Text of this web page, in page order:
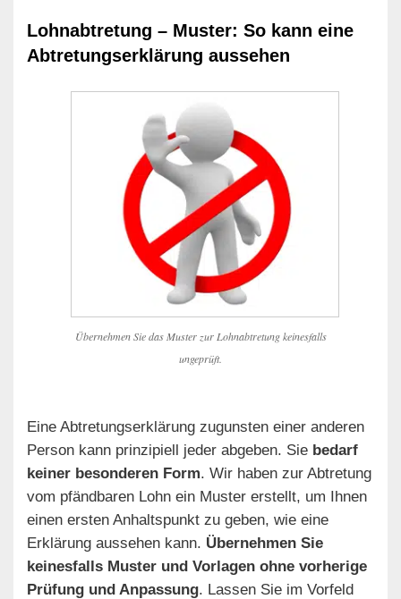
Lohnabtretung – Muster: So kann eine
Abtretungserklärung aussehen
Übernehmen Sie das Muster zur Lohnabtretung keinesfalls
ungeprüft.
Eine Abtretungserklärung zugunsten einer anderen
Person kann prinzipiell jeder abgeben. Sie bedarf
keiner besonderen Form. Wir haben zur Abtretung
vom pfändbaren Lohn ein Muster erstellt, um Ihnen
einen ersten Anhaltspunkt zu geben, wie eine
Erklärung aussehen kann. Übernehmen Sie
keinesfalls Muster und Vorlagen ohne vorherige
Prüfung und Anpassung. Lassen Sie im Vorfeld